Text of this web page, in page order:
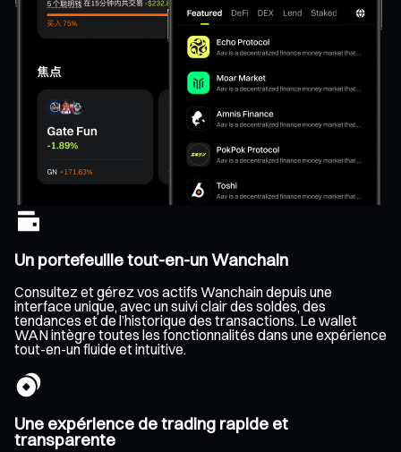
Un portefeuille tout-en-un Wanchain
Consultez et gérez vos actifs Wanchain depuis une
interface unique, avec un suivi clair des soldes, des
tendances et de l’historique des transactions. Le wallet
WAN intègre toutes les fonctionnalités dans une expérience
tout-en-un fluide et intuitive.
Une expérience de trading rapide et
transparente